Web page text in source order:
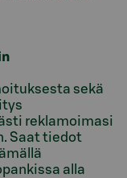
sekä
reklamoimasi
Saat tiedot
alla